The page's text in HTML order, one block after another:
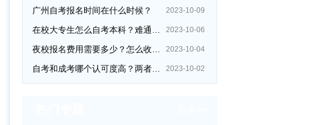
广州自考报名时间在什么时候？ 2023-10-09
在校大专生怎么自考本科？难通过吗？ 2023-10-06
夜校报名费用需要多少？怎么收费的？ 2023-10-04
自考和成考哪个认可度高？两者区别在哪？ 2023-10-02